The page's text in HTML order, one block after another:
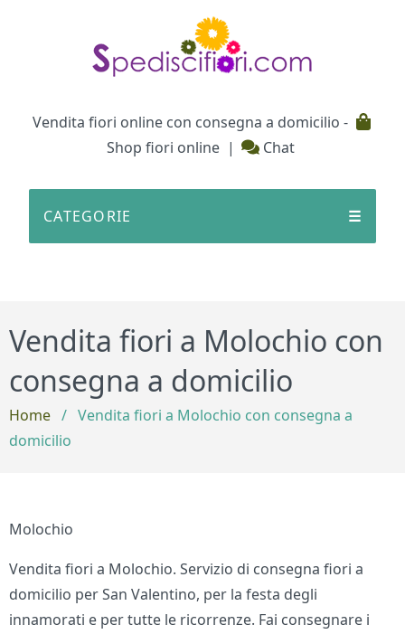
Vendita fiori online con consegna a domicilio -
Shop fiori online | Chat
CATEGORIE ☰
Vendita fiori a Molochio con
consegna a domicilio
Home / Vendita fiori a Molochio con consegna a
domicilio
Molochio
Vendita fiori a Molochio. Servizio di consegna fiori a
domicilio per San Valentino, per la festa degli
innamorati e per tutte le ricorrenze. Fai consegnare i